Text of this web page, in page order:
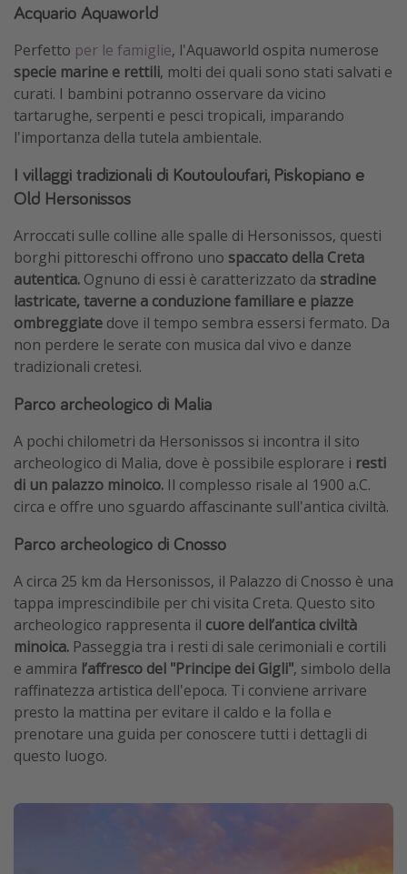
Acquario Aquaworld
Perfetto per le famiglie, l'Aquaworld ospita numerose
specie marine e rettili, molti dei quali sono stati salvati e
curati. I bambini potranno osservare da vicino
tartarughe, serpenti e pesci tropicali, imparando
l'importanza della tutela ambientale.
I villaggi tradizionali di Koutouloufari, Piskopiano e
Old Hersonissos
Arroccati sulle colline alle spalle di Hersonissos, questi
borghi pittoreschi offrono uno spaccato della Creta
autentica. Ognuno di essi è caratterizzato da stradine
lastricate, taverne a conduzione familiare e piazze
ombreggiate dove il tempo sembra essersi fermato. Da
non perdere le serate con musica dal vivo e danze
tradizionali cretesi.
Parco archeologico di Malia
A pochi chilometri da Hersonissos si incontra il sito
archeologico di Malia, dove è possibile esplorare i resti
di un palazzo minoico. Il complesso risale al 1900 a.C.
circa e offre uno sguardo affascinante sull'antica civiltà.
Parco archeologico di Cnosso
A circa 25 km da Hersonissos, il Palazzo di Cnosso è una
tappa imprescindibile per chi visita Creta. Questo sito
archeologico rappresenta il cuore dell’antica civiltà
minoica. Passeggia tra i resti di sale cerimoniali e cortili
e ammira l’affresco del "Principe dei Gigli", simbolo della
raffinatezza artistica dell'epoca. Ti conviene arrivare
presto la mattina per evitare il caldo e la folla e
prenotare una guida per conoscere tutti i dettagli di
questo luogo.